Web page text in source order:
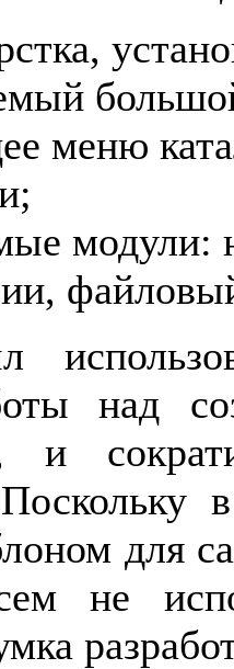
меню
модули:
над
и
для
не